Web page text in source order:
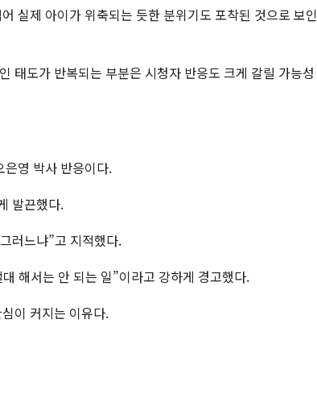
실제 아이가 위축되는 듯한 분위기도 포착된 것으로 보인
태도가 반복되는 부분은 시청자 반응도 크게 갈릴 가능성
은영 박사 반응이다.
발끈했다.
러느냐”고 지적했다.
해서는 안 되는 일”이라고 강하게 경고했다.
이 커지는 이유다.